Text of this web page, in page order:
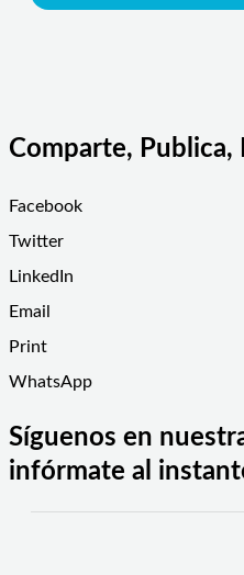
Comparte, Publica,
Facebook
Twitter
LinkedIn
Email
Print
WhatsApp
Síguenos en
infórmate al